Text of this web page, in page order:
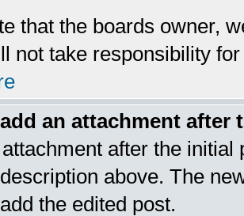
that the boards owner,
not take responsibility
an attachment after
after the
above. The
the edited post.